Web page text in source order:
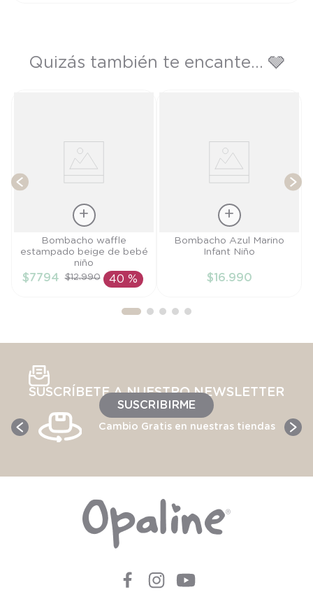
Quizás también te encante... 🩶
AÑADIR AL
Bombacho waffle
estampado beige de bebé
niño
$7794 $12.990 40 %
TallaBombacho Azul Marino
Infant Niño
$16.990
SUSCRÍBETE A NUESTRO NEWSLETTER
SUSCRIBIRME
Cambio Gratis en nuestras tiendas